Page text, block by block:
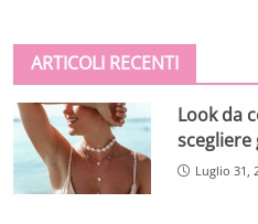
ARTICOLI RECENTI
Look da
Luglio 31,